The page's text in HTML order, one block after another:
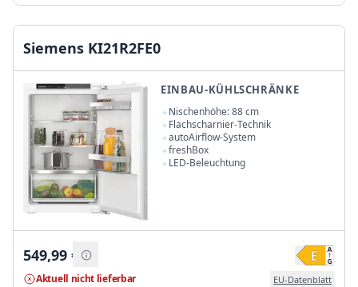
Siemens KI21R2FE0
EINBAU-KÜHLSCHRÄNKE
Nischenhöhe: 88 cm
Flachscharnier-Technik
autoAirflow-System
freshBox
LED-Beleuchtung
549,99 €
Aktuell nicht lieferbar EU-Datenblatt